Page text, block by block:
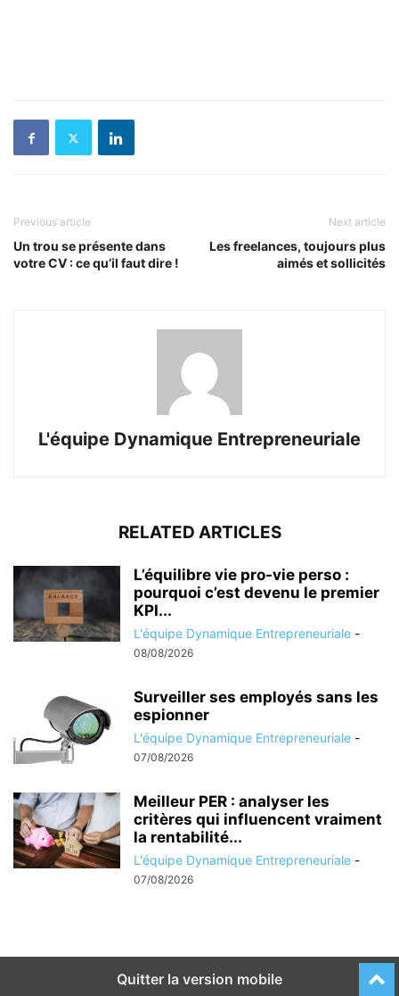
Previous article
Un trou se présente dans
votre CV : ce qu’il faut dire !
Next article
Les freelances, toujours plus
aimés et sollicités
L'équipe Dynamique Entrepreneuriale
RELATED ARTICLES
L’équilibre vie pro-vie perso :
pourquoi c’est devenu le premier
KPI...
L'équipe Dynamique Entrepreneuriale -
08/08/2026
Surveiller ses employés sans les
espionner
L'équipe Dynamique Entrepreneuriale -
07/08/2026
Meilleur PER : analyser les
critères qui influencent vraiment
la rentabilité...
L'équipe Dynamique Entrepreneuriale -
07/08/2026
Quitter la version mobile